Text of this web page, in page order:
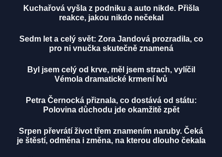
Kuchařová vyšla z podniku a auto nikde. Přišla
reakce, jakou nikdo nečekal
Sedm let a celý svět: Zora Jandová prozradila, co
pro ni vnučka skutečně znamená
Byl jsem celý od krve, měl jsem strach, vylíčil
Vémola dramatické krmení lvů
Petra Černocká přiznala, co dostává od státu:
Polovina důchodu jde okamžitě zpět
Srpen převrátí život třem znamením naruby. Čeká
je štěstí, odměna i změna, na kterou dlouho čekala